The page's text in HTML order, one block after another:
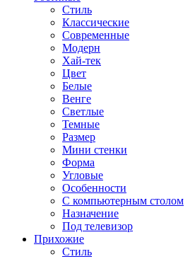
Стиль
Классические
Современные
Модерн
Хай-тек
Цвет
Белые
Венге
Светлые
Темные
Размер
Мини стенки
Форма
Угловые
Особенности
С компьютерным столом
Назначение
Под телевизор
Прихожие
Стиль